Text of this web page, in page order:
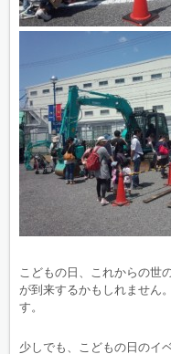
こどもの日、これからの世
が到来するかもしれません
す。
少しでも、こどもの日のイ